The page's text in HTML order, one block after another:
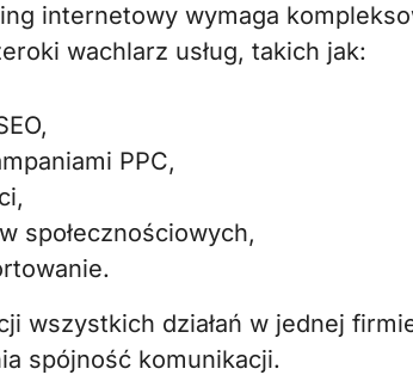
internetowy wymaga
wachlarz usług, takich jak:
PPC,
społecznościowych,
wszystkich działań w jednej
spójność komunikacji.